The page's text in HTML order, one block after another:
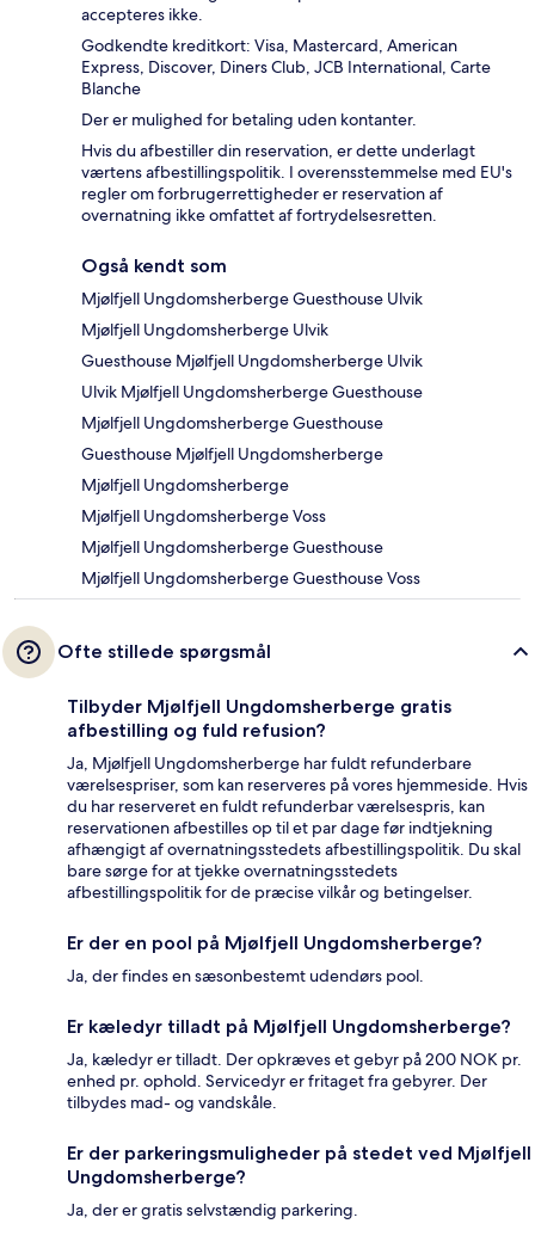
accepteres ikke.
Godkendte kreditkort: Visa, Mastercard, American
Express, Discover, Diners Club, JCB International, Carte
Blanche
Der er mulighed for betaling uden kontanter.
Hvis du afbestiller din reservation, er dette underlagt
værtens afbestillingspolitik. I overensstemmelse med EU's
regler om forbrugerrettigheder er reservation af
overnatning ikke omfattet af fortrydelsesretten.
Også kendt som
Mjølfjell Ungdomsherberge Guesthouse Ulvik
Mjølfjell Ungdomsherberge Ulvik
Guesthouse Mjølfjell Ungdomsherberge Ulvik
Ulvik Mjølfjell Ungdomsherberge Guesthouse
Mjølfjell Ungdomsherberge Guesthouse
Guesthouse Mjølfjell Ungdomsherberge
Mjølfjell Ungdomsherberge
Mjølfjell Ungdomsherberge Voss
Mjølfjell Ungdomsherberge Guesthouse
Mjølfjell Ungdomsherberge Guesthouse Voss
Ofte stillede spørgsmål
Tilbyder Mjølfjell Ungdomsherberge gratis
afbestilling og fuld refusion?
Ja, Mjølfjell Ungdomsherberge har fuldt refunderbare
værelsespriser, som kan reserveres på vores hjemmeside. Hvis
du har reserveret en fuldt refunderbar værelsespris, kan
reservationen afbestilles op til et par dage før indtjekning
afhængigt af overnatningsstedets afbestillingspolitik. Du skal
bare sørge for at tjekke overnatningsstedets
afbestillingspolitik for de præcise vilkår og betingelser.
Er der en pool på Mjølfjell Ungdomsherberge?
Ja, der findes en sæsonbestemt udendørs pool.
Er kæledyr tilladt på Mjølfjell Ungdomsherberge?
Ja, kæledyr er tilladt. Der opkræves et gebyr på 200 NOK pr.
enhed pr. ophold. Servicedyr er fritaget fra gebyrer. Der
tilbydes mad- og vandskåle.
Er der parkeringsmuligheder på stedet ved Mjølfjell
Ungdomsherberge?
Ja, der er gratis selvstændig parkering.